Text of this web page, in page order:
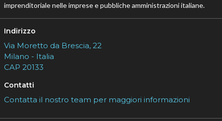
imprenditoriale nelle imprese e pubbliche amministrazioni italiane.
Indirizzo
Via Moretto da Brescia, 22
Milano - Italia
CAP 20133
Contatti
Contatta il nostro team per maggiori informazioni